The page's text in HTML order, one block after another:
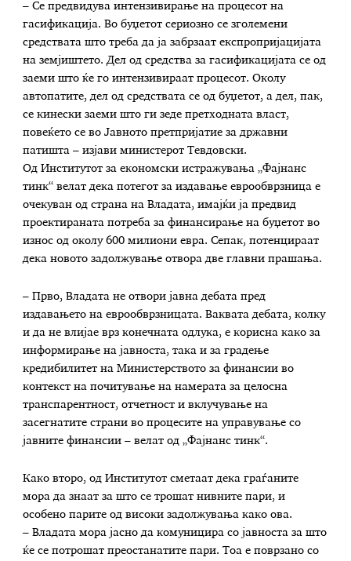
– Се предвидува интензивирање на процесот на
гасификација. Во буџетот сериозно се зголемени
средствата што треба да ја забрзаат експропријацијата
на земјиштето. Дел од средства за гасификацијата се од
заеми што ќе го интензивираат процесот. Околу
автопатите, дел од средствата се од буџетот, а дел, пак,
се кинески заеми што ги зеде претходната власт,
повеќето се во Јавното претпријатие за државни
патишта – изјави министерот Тевдовски.
Од Институтот за економски истражувања „Фајнанс
тинк“ велат дека потегот за издавање еврообврзница е
очекуван од страна на Владата, имајќи ја предвид
проектираната потреба за финансирање на буџетот во
износ од околу 600 милиони евра. Сепак, потенцираат
дека новото задолжување отвора две главни прашања.
– Прво, Владата не отвори јавна дебата пред
издавањето на еврообврзницата. Ваквата дебата, колку
и да не влијае врз конечната одлука, е корисна како за
информирање на јавноста, така и за градење
кредибилитет на Министерството за финансии во
контекст на почитување на намерата за целосна
транспарентност, отчетност и вклучување на
засегнатите страни во процесите на управување со
јавните финансии – велат од „Фајнанс тинк“.
Како второ, од Институтот сметаат дека граѓаните
мора да знаат за што се трошат нивните пари, и
особено парите од високи задолжувања како ова.
– Владата мора јасно да комуницира со јавноста за што
ќе се потрошат преостанатите пари. Тоа е поврзано со